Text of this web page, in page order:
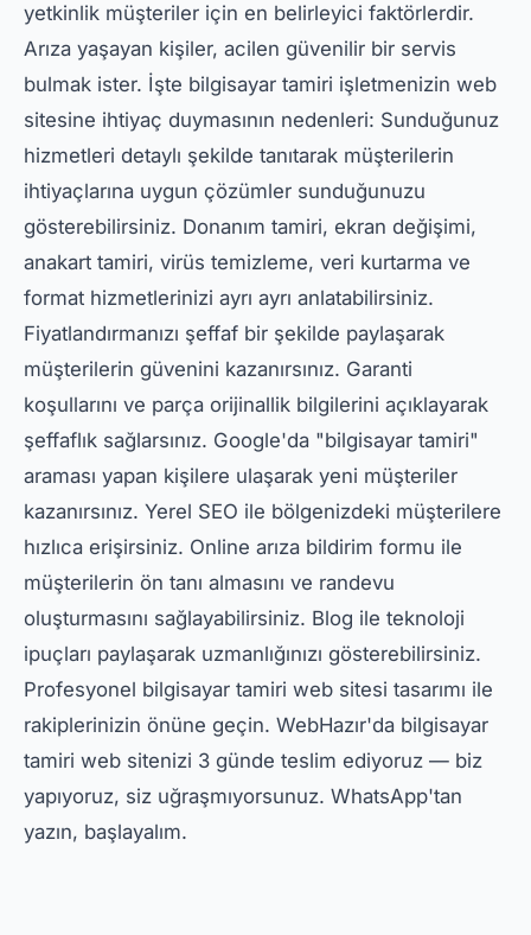
yetkinlik müşteriler için en belirleyici faktörlerdir.
Arıza yaşayan kişiler, acilen güvenilir bir servis
bulmak ister. İşte bilgisayar tamiri işletmenizin web
sitesine ihtiyaç duymasının nedenleri: Sunduğunuz
hizmetleri detaylı şekilde tanıtarak müşterilerin
ihtiyaçlarına uygun çözümler sunduğunuzu
gösterebilirsiniz. Donanım tamiri, ekran değişimi,
anakart tamiri, virüs temizleme, veri kurtarma ve
format hizmetlerinizi ayrı ayrı anlatabilirsiniz.
Fiyatlandırmanızı şeffaf bir şekilde paylaşarak
müşterilerin güvenini kazanırsınız. Garanti
koşullarını ve parça orijinallik bilgilerini açıklayarak
şeffaflık sağlarsınız. Google'da "bilgisayar tamiri"
araması yapan kişilere ulaşarak yeni müşteriler
kazanırsınız. Yerel SEO ile bölgenizdeki müşterilere
hızlıca erişirsiniz. Online arıza bildirim formu ile
müşterilerin ön tanı almasını ve randevu
oluşturmasını sağlayabilirsiniz. Blog ile teknoloji
ipuçları paylaşarak uzmanlığınızı gösterebilirsiniz.
Profesyonel bilgisayar tamiri web sitesi tasarımı ile
rakiplerinizin önüne geçin. WebHazır'da bilgisayar
tamiri web sitenizi 3 günde teslim ediyoruz — biz
yapıyoruz, siz uğraşmıyorsunuz. WhatsApp'tan
yazın, başlayalım.